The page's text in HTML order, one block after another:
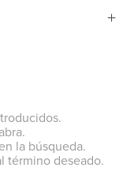
la búsqueda.
término deseado.